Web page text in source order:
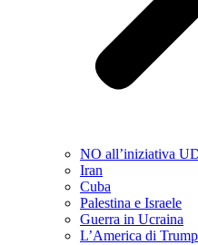
NO all’iniziativa
Iran
Cuba
Palestina e Israele
Guerra in Ucraina
L’America di Trump